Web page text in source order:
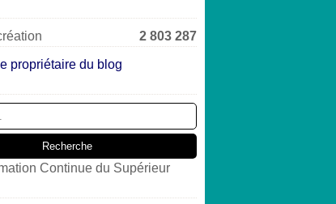
2 803 287
propriétaire du blog